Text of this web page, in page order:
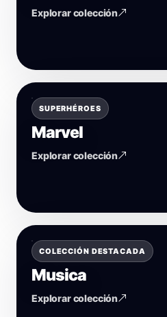
Explorar colección
SUPERHÉROES
Marvel
Explorar colección
COLECCIÓN DESTACADA
Musica
Explorar colección